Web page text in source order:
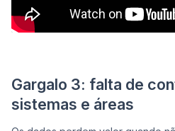
Gargalo 3: falta de
sistemas e áreas